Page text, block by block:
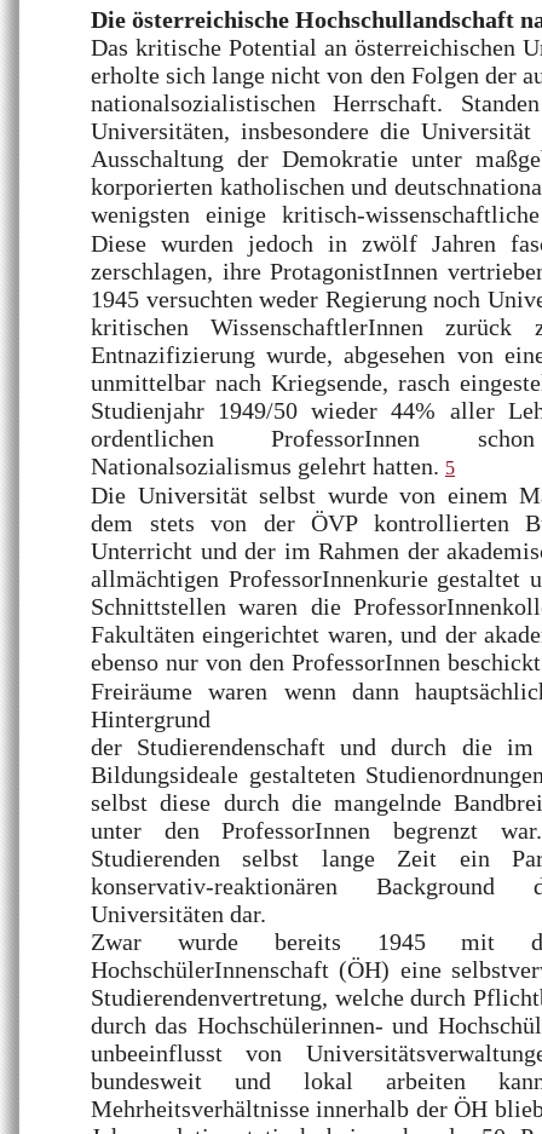
Die österreichische Hochschullandschaft
Das kritische Potential an österreichischen
erholte sich lange nicht von den Folgen der
nationalsozialistischen Herrschaft.
Universitäten, insbesondere die
Ausschaltung der Demokratie unter
korporierten katholischen und
wenigsten einige kritisch-
Diese wurden jedoch in zwölf Jahren
zerschlagen, ihre ProtagonistInnen
1945 versuchten weder Regierung noch
kritischen WissenschaftlerInnen
Entnazifizierung wurde, abgesehen von
unmittelbar nach Kriegsende, rasch
Studienjahr 1949/50 wieder 44% aller
ordentlichen ProfessorInnen
Nationalsozialismus gelehrt hatten. 5
Die Universität selbst wurde von einem
dem stets von der ÖVP kontrollierten
Unterricht und der im Rahmen der
allmächtigen ProfessorInnenkurie gestaltet
Schnittstellen waren die
Fakultäten eingerichtet waren, und der
ebenso nur von den ProfessorInnen
Freiräume waren wenn dann
Hintergrund
der Studierendenschaft und durch die im
Bildungsideale gestalteten
selbst diese durch die mangelnde
unter den ProfessorInnen begrenzt
Studierenden selbst lange Zeit ein
konservativ-reaktionären Background
Universitäten dar.
Zwar wurde bereits 1945 mit der
HochschülerInnenschaft (ÖH) eine
Studierendenvertretung, welche durch
durch das Hochschülerinnen- und
unbeeinflusst von
bundesweit und lokal arbeiten
Mehrheitsverhältnisse innerhalb der ÖH